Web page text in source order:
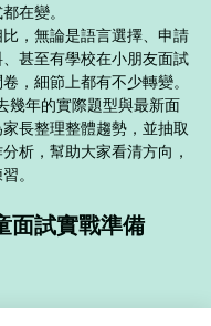
在變。
，無論是語言選擇、申請
甚至有學校在小朋友面試
，細節上都有不少轉變。
幾年的實際題型與最新面
長整理整體趨勢，並抽取
析，幫助大家看清方向，
。
面試實戰準備